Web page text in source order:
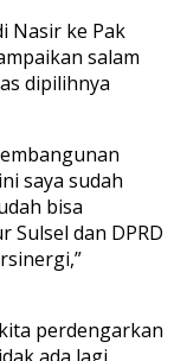
Nasir ke Pak
salam
dipilihnya
saya sudah
bisa
Sulsel dan DPRD
perdengarkan